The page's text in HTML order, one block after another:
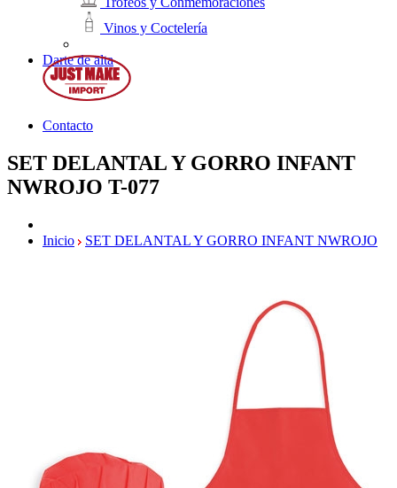
Vinos y Coctelería
Darte de alta
Contacto
SET DELANTAL Y GORRO INFANT
NWROJO T-077
Inicio SET DELANTAL Y GORRO INFANT NWROJO